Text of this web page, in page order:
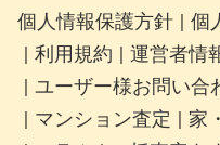
個人情報保護方針 個
利用規約 運営者情
ユーザー様お問い合
マンション査定 家